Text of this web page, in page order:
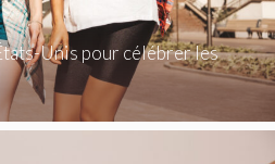
Unis pour célébrer les